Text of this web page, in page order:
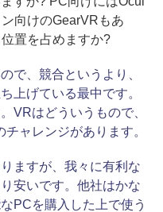
向けのGearVRもあ
置を占めますか?
で、競合というより、
上げている最中です。
VRはどういうもので、
ャレンジがあります。
ますが、我々に有利な
安いです。他社はかな
PCを購入した上で使う